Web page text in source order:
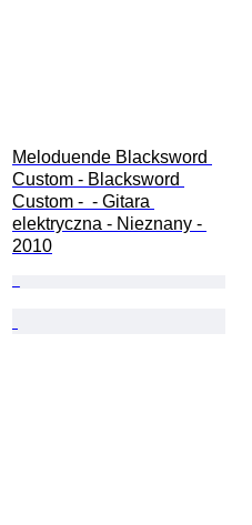
Meloduende Blacksword
Custom - Blacksword
Custom -  - Gitara
elektryczna - Nieznany -
2010